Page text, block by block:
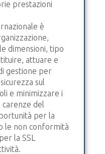
prestazioni
è
dimensioni, tipo
attuare e
gestione per
sul
e minimizzare i
carenze del
per la
le non conformità
la SSL